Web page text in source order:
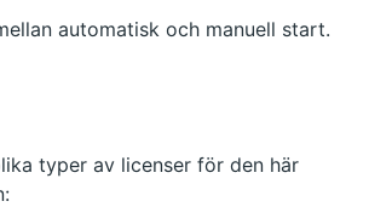
automatisk och manuell start.
typer av licenser för den här